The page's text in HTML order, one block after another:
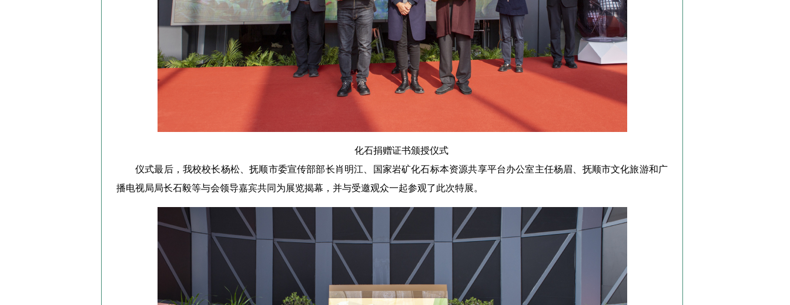
化石捐赠证书颁授仪式
仪式最后，我校校长杨松、抚顺市委宣传部部长肖明江、国家岩矿化石标本资源共享平台办公室主任杨眉、抚顺市文化旅游和广
播电视局局长石毅等与会领导嘉宾共同为展览揭幕，并与受邀观众一起参观了此次特展。